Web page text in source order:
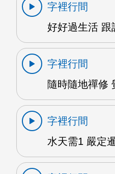
字裡行間
好好過生活 跟
字裡行間
隨時隨地禪修
字裡行間
水天需1 嚴定